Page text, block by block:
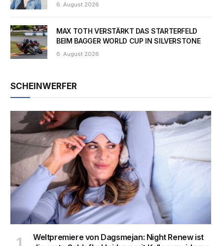
6. August 2026
MAX TOTH VERSTÄRKT DAS STARTERFELD
BEIM BAGGER WORLD CUP IN SILVERSTONE
6. August 2026
SCHEINWERFER
Weltpremiere von Dagsmejan: Night Renew ist